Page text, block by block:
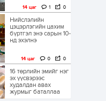
14 цаг 1 0
Нийслэлийн
цэцэрлэгийн цахим
бүртгэл энэ сарын 10-
нд эхэлнэ
14 цаг 0 0
16 төрлийн эмийг нэг
эх үүсвэрээс
худалдан авах
журмыг баталлаа